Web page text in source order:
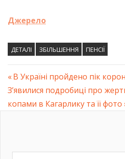
Джерело
ДЕТАЛІ ЗБІЛЬШЕННЯ ПЕНСІЇ
Навігація
записів
Previous
Post:
В Україні пройдено пік
Next
Post:
З’явилися подробиці про
копами в Кагарлику та її фото